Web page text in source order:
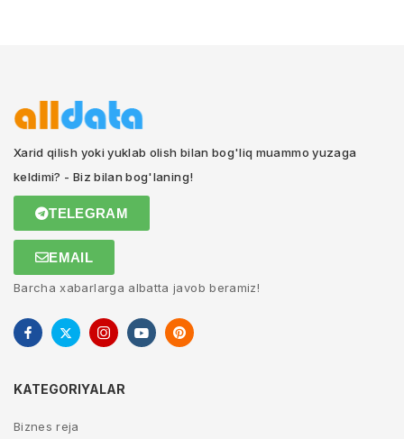
Xarid qilish yoki yuklab olish bilan bog'liq muammo yuzaga
keldimi? - Biz bilan bog'laning!
TELEGRAM
EMAIL
Barcha xabarlarga albatta javob beramiz!
KATEGORIYALAR
Biznes reja